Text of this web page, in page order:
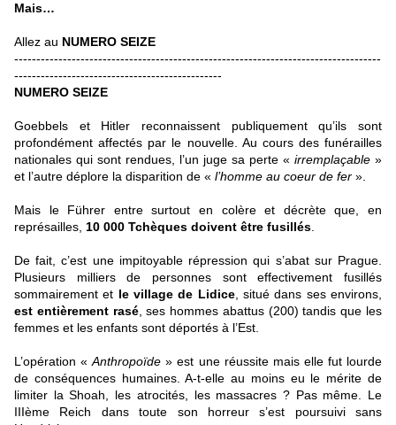
Mais…
Allez au NUMERO SEIZE
-----------------------------------------------------------------------------------
-----------------------------------------------
NUMERO SEIZE
Goebbels et Hitler reconnaissent publiquement qu’ils sont
profondément affectés par le nouvelle. Au cours des funérailles
nationales qui sont rendues, l’un juge sa perte « irremplaçable »
et l’autre déplore la disparition de « l’homme au coeur de fer ».
Mais le Führer entre surtout en colère et décrète que, en
représailles, 10 000 Tchèques doivent être fusillés
De fait, c’est une impitoyable répression qui s’abat sur Prague.
Plusieurs milliers de personnes sont effectivement fusillés
sommairement et le village de Lidice, situé dans ses environs,
est entièrement rasé, ses hommes abattus (200) tandis que les
femmes et les enfants sont déportés à l’Est.
L’opération «Anthropoïde » est une réussite mais elle fut lourde
de conséquences humaines. A-t-elle au moins eu le mérite de
limiter la Shoah, les atrocités, les massacres ? Pas même. Le
IIIème Reich dans toute son horreur s’est poursuivi sans